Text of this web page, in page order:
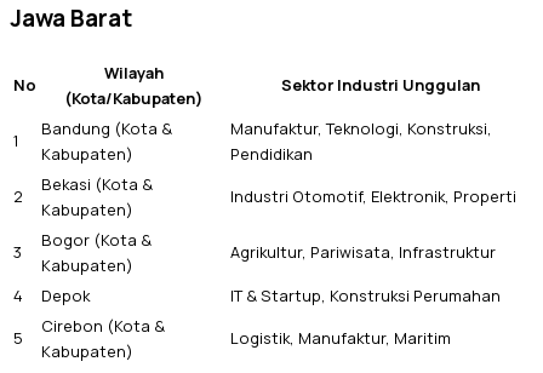
Jawa Barat
No
Wilayah
(Kota/Kabupaten)
Sektor Industri Unggulan
1
Bandung (Kota &
Kabupaten)
Manufaktur, Teknologi, Konstruksi,
Pendidikan
2
Bekasi (Kota &
Kabupaten)
Industri Otomotif, Elektronik, Properti
3
Bogor (Kota &
Kabupaten)
Agrikultur, Pariwisata, Infrastruktur
4
Depok
IT & Startup, Konstruksi Perumahan
5
Cirebon (Kota &
Kabupaten)
Logistik, Manufaktur, Maritim